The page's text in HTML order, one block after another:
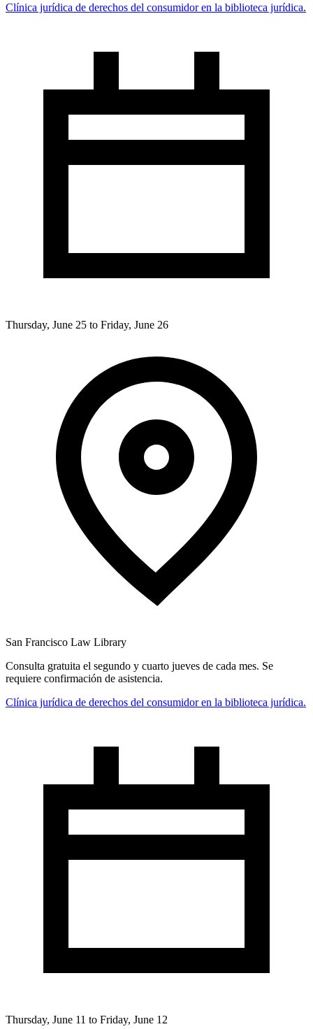
Clínica jurídica de derechos del consumidor en la biblioteca jurídica.
Thursday, June 25 to Friday, June 26
San Francisco Law Library
Consulta gratuita el segundo y cuarto jueves de cada mes. Se
requiere confirmación de asistencia.
Clínica jurídica de derechos del consumidor en la biblioteca jurídica.
Thursday, June 11 to Friday, June 12